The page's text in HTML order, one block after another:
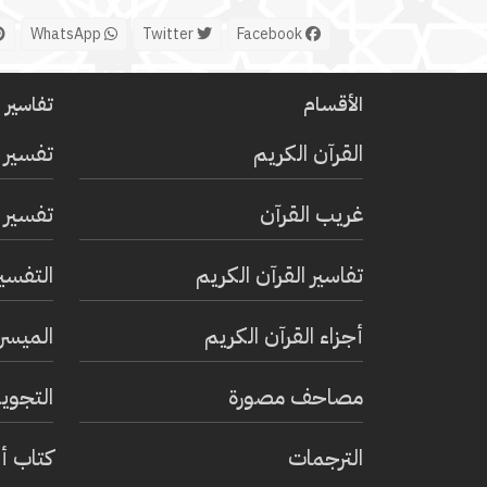
Facebook
Twitter
الأقسام
القرآن الكريم
غريب القرآن
تفاسير القرآن الكريم
أجزاء القرآن الكريم
مصاحف مصورة
الترجمات
تفسير
كتاب